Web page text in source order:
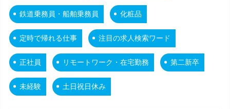
鉄道乗務員・船舶乗務員 化粧品
定時で帰れる仕事 注目の求人検索ワード
正社員 リモートワーク・在宅勤務 第二新卒
未経験 土日祝日休み